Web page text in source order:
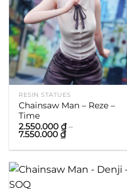
RESIN STATUES
Chainsaw Man – Reze –
Time
2.550.000₫ –
7.550.000₫Khoảng
giá:
từ
đến
7.550.000 ₫